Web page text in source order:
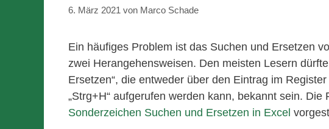
6. März 2021 von Marco Schade
Ein häufiges Problem ist das Suchen und Ersetzen
zwei Herangehensweisen. Den meisten Lesern
Ersetzen“, die entweder über den Eintrag im
„Strg+H“ aufgerufen werden kann, bekannt sein.
Sonderzeichen Suchen und Ersetzen in Excel